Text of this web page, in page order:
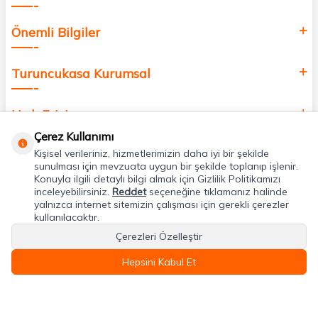
Önemli Bilgiler
Turuncukasa Kurumsal
Hızlı Erişim
Uygulamalarımız
Adres & İletişim
Çerez Kullanımı
Kişisel verileriniz, hizmetlerimizin daha iyi bir şekilde
sunulması için mevzuata uygun bir şekilde toplanıp işlenir.
Konuyla ilgili detaylı bilgi almak için Gizlilik Politikamızı
inceleyebilirsiniz. Reddetseçeneğine tıklamanız halinde
yalnızca internet sitemizin çalışması için gerekli çerezler
kullanılacaktır.
Çerezleri Özelleştir
Hepsini Kabul Et